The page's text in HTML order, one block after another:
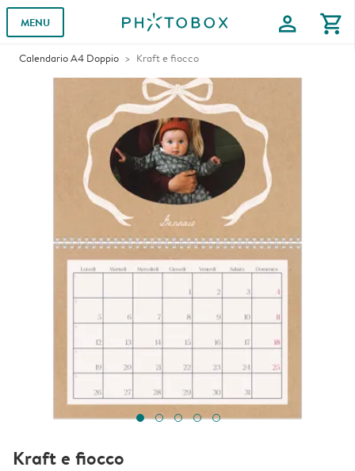
MENU profile shopping_cart
Calendario A4 Doppio Kraft e fiocco
Kraft e fiocco